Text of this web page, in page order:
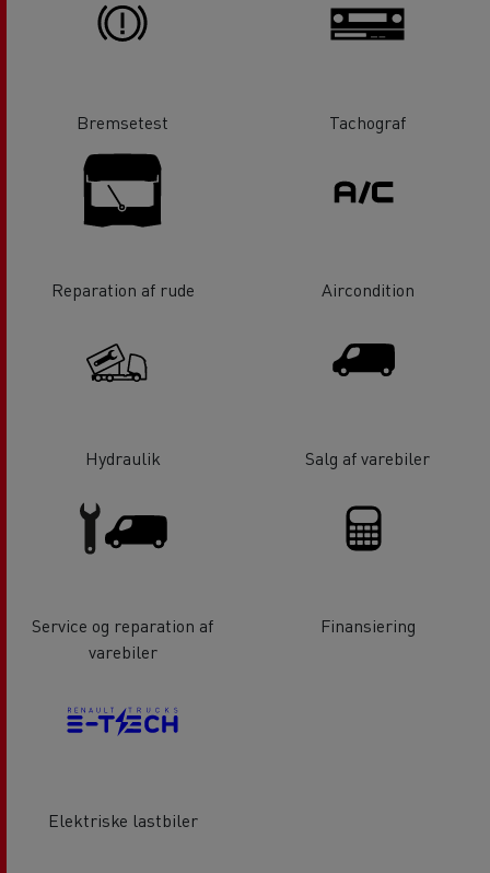
Bremsetest Tachograf
Reparation af rude Aircondition
Hydraulik Salg af varebiler
Service og reparation af
varebiler
Finansiering
Elektriske lastbiler